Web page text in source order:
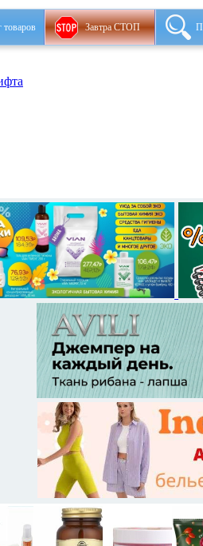
товаров Завтра СТОП